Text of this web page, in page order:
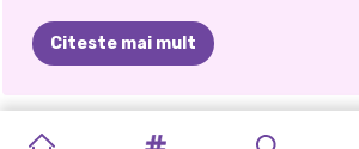
Elsa și Anna vor să-și surprindă cititorii cu
fantastic astăzi, iar ideea lor este cu
abilitățile de pictor în timp ce le acoperi
Citeste mai mult
ESTETICA
PRINȚESA ZDROBIREA
BALERINE PRINCESS